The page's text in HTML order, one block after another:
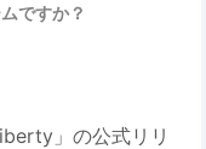
ですか？
」の公式リリ